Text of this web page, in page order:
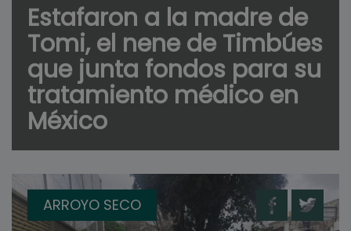
Estafaron a la madre de
Tomi, el nene de Timbúes
que junta fondos para su
tratamiento médico en
México
ARROYO SECO